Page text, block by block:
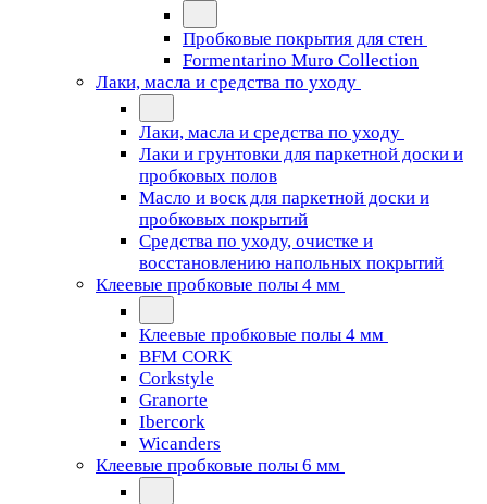
Пробковые покрытия для стен
Formentarino Muro Collection
Лаки, масла и средства по уходу
Лаки, масла и средства по уходу
Лаки и грунтовки для паркетной доски и
пробковых полов
Масло и воск для паркетной доски и
пробковых покрытий
Средства по уходу, очистке и
восстановлению напольных покрытий
Клеевые пробковые полы 4 мм
Клеевые пробковые полы 4 мм
BFM CORK
Corkstyle
Granorte
Ibercork
Wicanders
Клеевые пробковые полы 6 мм